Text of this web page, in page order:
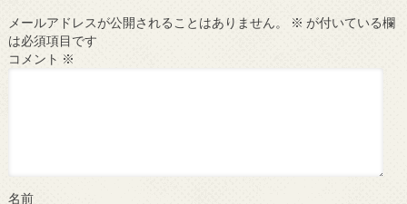
メールアドレスが公開されることはありません。 ※ が付いている欄
は必須項目です
コメント ※
名前